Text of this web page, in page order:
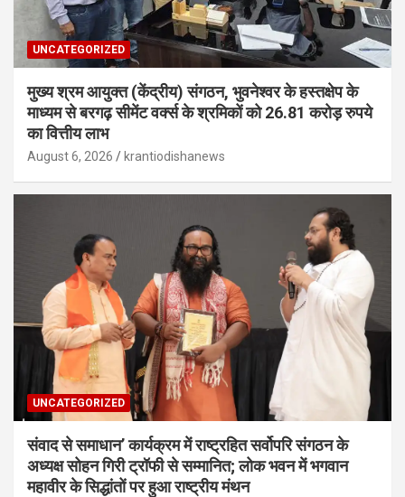
UNCATEGORIZED
मुख्य श्रम आयुक्त (केंद्रीय) संगठन, भुवनेश्वर के हस्तक्षेप के
माध्यम से बरगढ़ सीमेंट वर्क्स के श्रमिकों को 26.81 करोड़ रुपये
का वित्तीय लाभ
August 6, 2026 krantiodishanews
UNCATEGORIZED
संवाद से समाधान’ कार्यक्रम में राष्ट्रहित सर्वोपरि संगठन के
अध्यक्ष सोहन गिरी ट्रॉफी से सम्मानित; लोक भवन में भगवान
महावीर के सिद्धांतों पर हुआ राष्ट्रीय मंथन